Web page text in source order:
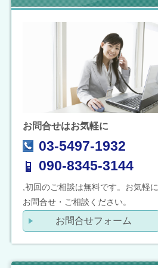
お問合せはお気軽に
03-5497-1932
090-8345-3144
,初回のご相談は無料です。お気軽に
お問合せ・ご相談ください。
お問合せフォーム